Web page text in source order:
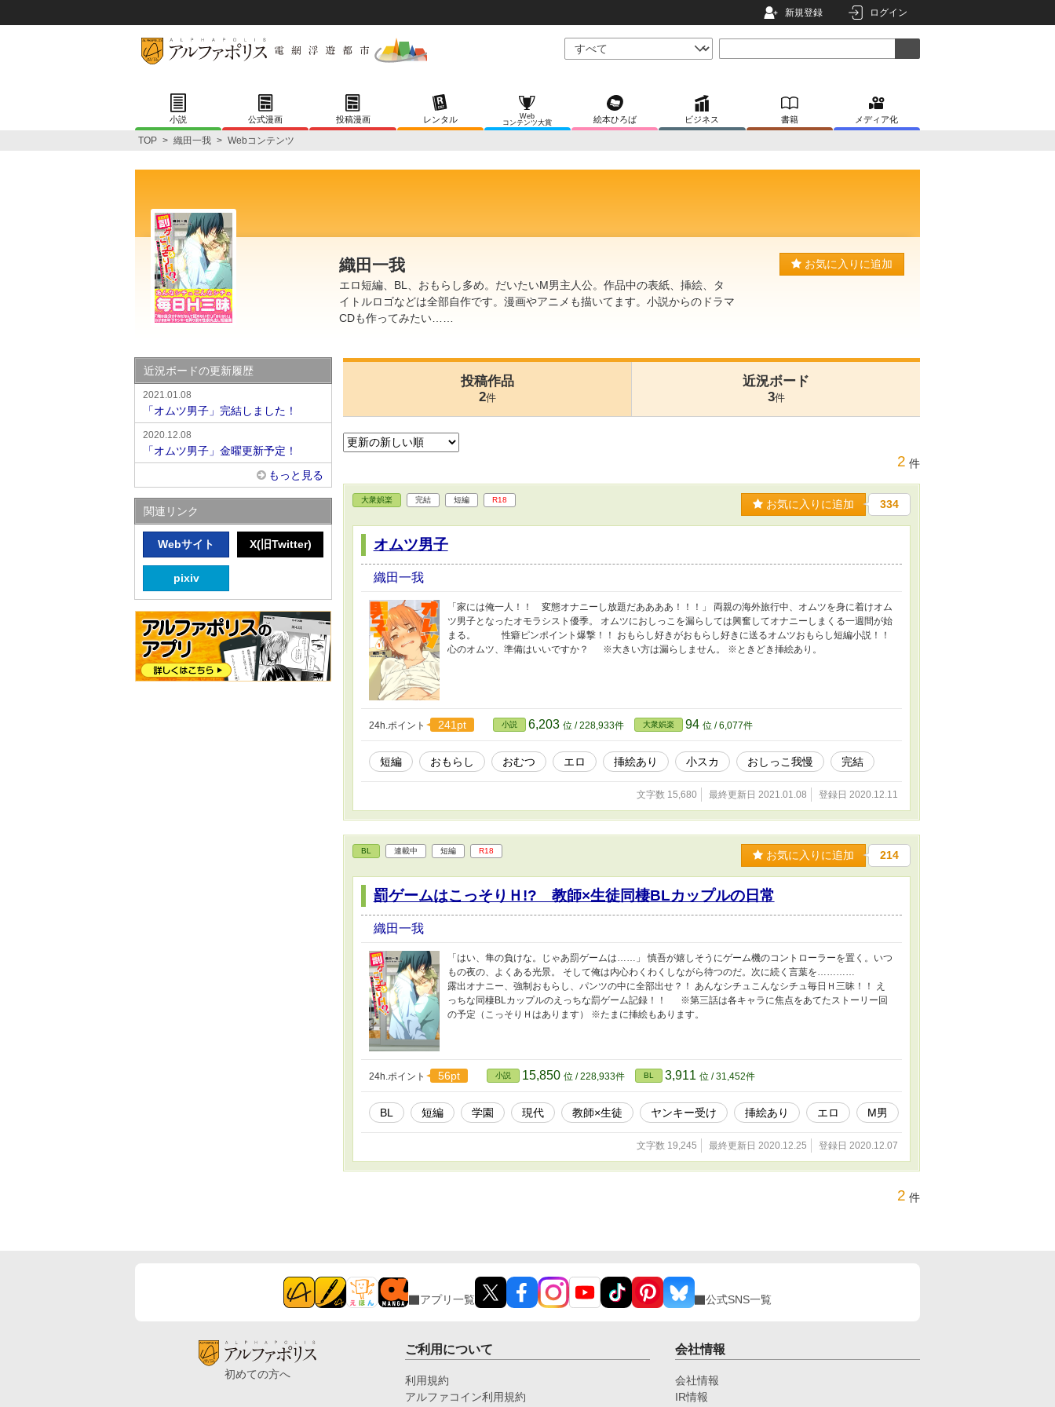
新規登録 ログイン
小説 公式漫画 投稿漫画 レンタル
Web
コンテンツ大賞
絵本ひろば ビジネス 書籍 メディア化
TOP > 織田一我 > Webコンテンツ
織田一我
エロ短編、BL、おもらし多め。だいたいM男主人公。作品中の表紙、挿絵、タ
イトルロゴなどは全部自作です。漫画やアニメも描いてます。小説からのドラマ
CDも作ってみたい……
お気に入りに追加
投稿作品
2件
近況ボード
3件
2 件
大衆娯楽 完結 短編 R18 お気に入りに追加 334
オムツ男子
織田一我
「家には俺一人！！ 変態オナニーし放題だああああ！！！」 両親の海外旅行中、オムツを身に着けオム
ツ男子となったオモラシスト優季。 オムツにおしっこを漏らしては興奮してオナニーしまくる一週間が始
まる。 性癖ピンポイント爆撃！！ おもらし好きがおもらし好きに送るオムツおもらし短編小説！！
心のオムツ、準備はいいですか？ ※大きい方は漏らしません。 ※ときどき挿絵あり。
24h.ポイント 241pt 小説 6,203 位 / 228,933件 大衆娯楽 94 位 / 6,077件
短編 おもらし おむつ エロ 挿絵あり 小スカ おしっこ我慢 完結
文字数 15,680 最終更新日 2021.01.08 登録日 2020.12.11
BL 連載中 短編 R18 お気に入りに追加 214
罰ゲームはこっそりＨ!? 教師×生徒同棲BLカップルの日常
織田一我
「はい、隼の負けな。じゃあ罰ゲームは……」 慎吾が嬉しそうにゲーム機のコントローラーを置く。いつ
もの夜の、よくある光景。 そして俺は内心わくわくしながら待つのだ。次に続く言葉を…………
露出オナニー、強制おもらし、パンツの中に全部出せ？！ あんなシチュこんなシチュ毎日Ｈ三昧！！ え
っちな同棲BLカップルのえっちな罰ゲーム記録！！ ※第三話は各キャラに焦点をあてたストーリー回
の予定（こっそりＨはあります） ※たまに挿絵もあります。
24h.ポイント 56pt 小説 15,850 位 / 228,933件 BL 3,911 位 / 31,452件
BL 短編 学園 現代 教師×生徒 ヤンキー受け 挿絵あり エロ M男
文字数 19,245 最終更新日 2020.12.25 登録日 2020.12.07
2 件
近況ボードの更新履歴
2021.01.08
「オムツ男子」完結しました！
2020.12.08
「オムツ男子」金曜更新予定！
もっと見る
関連リンク
Webサイト X(旧Twitter)
pixiv
アプリ一覧 公式SNS一覧
初めての方へ
ご利用について
利用規約
アルファコイン利用規約
会社情報
会社情報
IR情報